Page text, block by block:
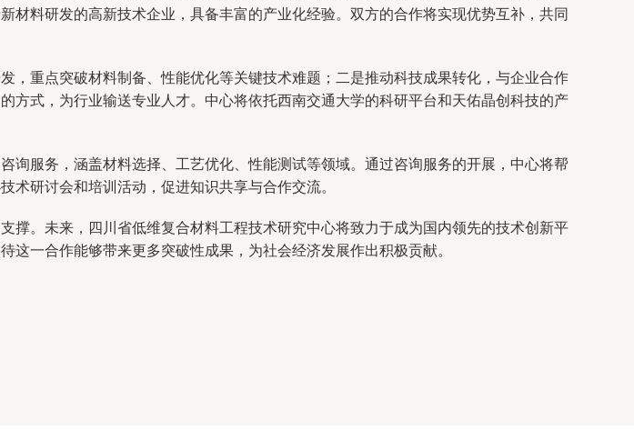
料研发的高新技术企业，具备丰富的产业化经验。双方的合作将实现优势互补，共同
重点突破材料制备、性能优化等关键技术难题；二是推动科技成果转化，与企业合作
式，为行业输送专业人才。中心将依托西南交通大学的科研平台和天佑晶创科技的产
服务，涵盖材料选择、工艺优化、性能测试等领域。通过咨询服务的开展，中心将帮
术研讨会和培训活动，促进知识共享与合作交流。
撑。未来，四川省低维复合材料工程技术研究中心将致力于成为国内领先的技术创新平
一合作能够带来更多突破性成果，为社会经济发展作出积极贡献。